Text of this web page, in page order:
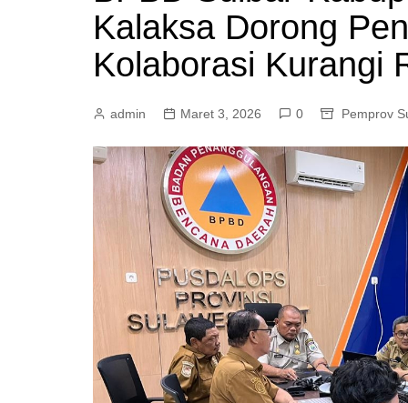
Mamasa
Kalaksa Dorong
Kolaborasi Kurangi
admin Maret 3, 2026 0 Pemprov